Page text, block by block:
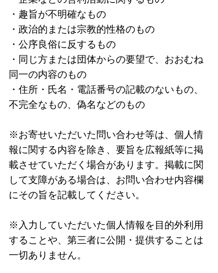
・趣旨が不明確なもの
・政治的または宗教的性格のもの
・公序良俗に反するもの
・同じ方または団体からの要望で、おおむね
同一の内容のもの
・住所・氏名・電話番号の記載のないもの、
不完全なもの、偽名などのもの
※お寄せいただいた問い合わせ等は、個人情
報に関する内容を除き、要旨を広報紙等に掲
載させていただく場合があります。掲載に関
して支障がある場合は、お問い合わせ内容欄
にその旨を記載してください。
※入力していただいた個人情報を目的外利用
することや、第三者に公開・提供することは
一切ありません。